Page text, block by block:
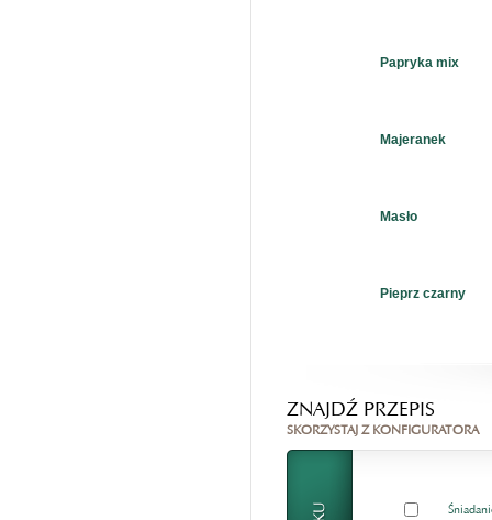
Papryka mix
Majeranek
Masło
Pieprz czarny
ZNAJDŹ PRZEPIS
SKORZYSTAJ Z KONFIGURATORA